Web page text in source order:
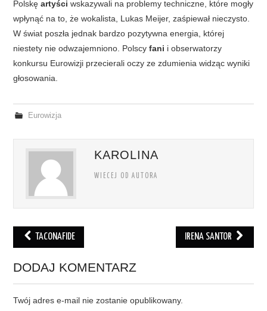
Polskęartyści wskazywali na problemy techniczne, które mogły
wpłynąć na to, że wokalista, Lukas Meijer, zaśpiewał nieczysto.
W świat poszła jednak bardzo pozytywna energia, której
niestety nie odwzajemniono. Polscyfani i obserwatorzy
konkursu Eurowizji przecierali oczy ze zdumienia widząc wyniki
głosowania.
Eurowizja
KAROLINA
WIECEJ OD AUTORA
TACONAFIDE IRENA SANTOR
DODAJ KOMENTARZ
Twój adres e-mail nie zostanie opublikowany.